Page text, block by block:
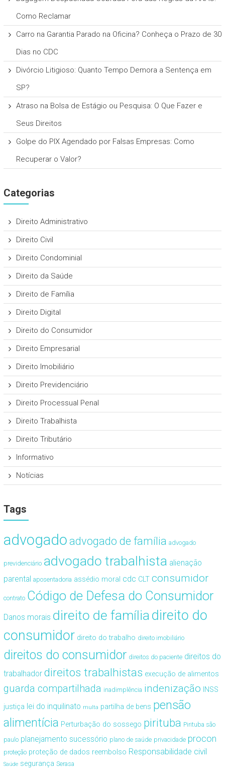
Como Reclamar
Carro na Garantia Parado na Oficina? Conheça o Prazo de 30
Dias no CDC
Divórcio Litigioso: Quanto Tempo Demora a Sentença em
SP?
Atraso na Bolsa de Estágio ou Pesquisa: O Que Fazer e
Seus Direitos
Golpe do PIX Agendado por Falsas Empresas: Como
Recuperar o Valor?
Categorias
Direito Administrativo
Direito Civil
Direito Condominial
Direito da Saúde
Direito de Família
Direito Digital
Direito do Consumidor
Direito Empresarial
Direito Imobiliário
Direito Previdenciário
Direito Processual Penal
Direito Trabalhista
Direito Tributário
Informativo
Notícias
Tags
advogado advogado de família advogado
previdenciário advogado trabalhista alienação
parental aposentadoria assédio moral cdc CLT consumidor
contrato Código de Defesa do Consumidor
Danos morais direito de famíliadireito do
consumidor direito do trabalho direito imobiliário
direitos do consumidor direitos do paciente direitos do
trabalhador direitos trabalhistas execução de alimentos
guarda compartilhada inadimplência indenização INSS
justiça lei do inquilinato multa partilha de bens pensão
alimentícia Perturbação do sossego pirituba Pirituba são
paulo planejamento sucessório plano de saúde privacidade procon
proteção proteção de dados reembolso Responsabilidade civil
Saúde segurança Serasa